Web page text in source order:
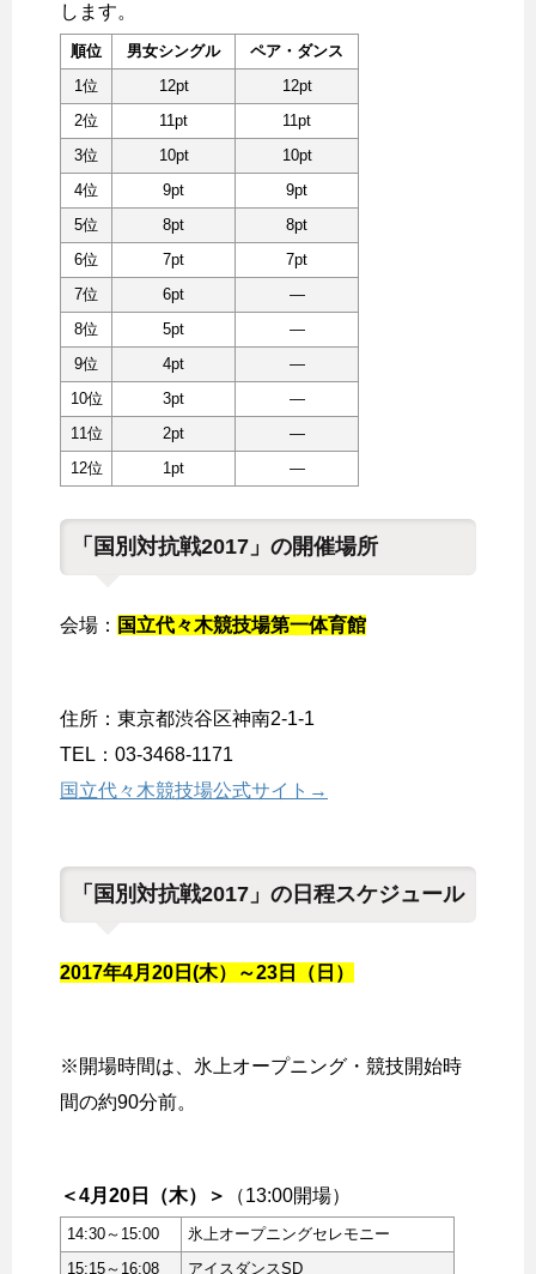
します。
順位 男女シングル
ペア・ダンス
1位
12pt
12pt
2位
11pt
11pt
3位
10pt
10pt
4位
9pt
9pt
5位
8pt
8pt
6位
7pt
7pt
7位
6pt
―
8位
5pt
―
9位
4pt
―
10位
3pt
―
11位
2pt
―
12位
1pt ―
「国別対抗戦2017」の開催場所
会場： 国立代々木競技場第一体育館
住所：東京都渋谷区神南2-1-1
TEL：03-3468-1171
国立代々木競技場公式サイト→
「国別対抗戦2017」の日程スケジュール
2017年4月20日(木）～23日（日）
※開場時間は、氷上オープニング・競技開始時
間の約90分前。
＜4月20日（木）＞ （13:00開場）
14:30～15:00
氷上オープニングセレモニー
15:15～16:08
アイスダンスSD